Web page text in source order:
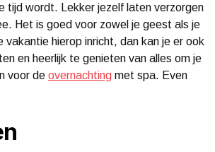
tijd wordt. Lekker jezelf laten verzorgen
Het is goed voor zowel je geest als je
vakantie hierop inricht, dan kan je er ook
en heerlijk te genieten van alles om je
voor de overnachting met spa. Even